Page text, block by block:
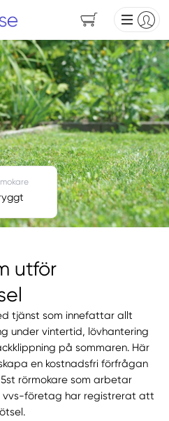
utför
tjänst som innefattar allt
under vintertid, lövhantering
på sommaren. Här
en kostnadsfri förfrågan
rörmokare som arbetar
vvs-företag har registrerat att